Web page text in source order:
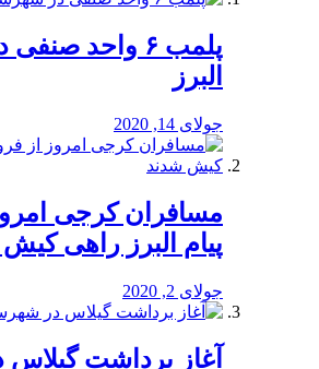
پلمب ۶ واحد
البرز
جولای 14, 2020
مسافران کرجی
پیام البرز راهی
جولای 2, 2020
آغاز برداشت